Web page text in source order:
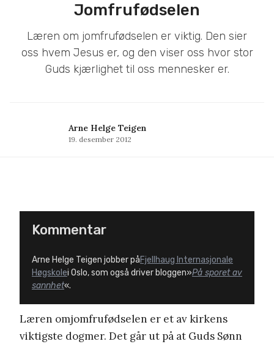
Jomfrufødselen
Læren om jomfrufødselen er viktig. Den sier
oss hvem Jesus er, og den viser oss hvor stor
Guds kjærlighet til oss mennesker er.
Arne Helge Teigen
19. desember 2012
Kommentar
Arne Helge Teigen jobber påFjellhaug Internasjonale
Høgskolei Oslo, som også driver bloggen»På sporet av
sannhet«.
Læren omjomfrufødselen er et av kirkens
viktigste dogmer. Det går ut på at Guds Sønn